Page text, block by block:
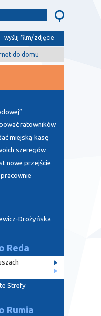
wyślij film/zdjęcie
do domu
ratowników
miejską kasę
szeregów
nowe przejście
Drożyńska
Reda
Strefy
Rumia